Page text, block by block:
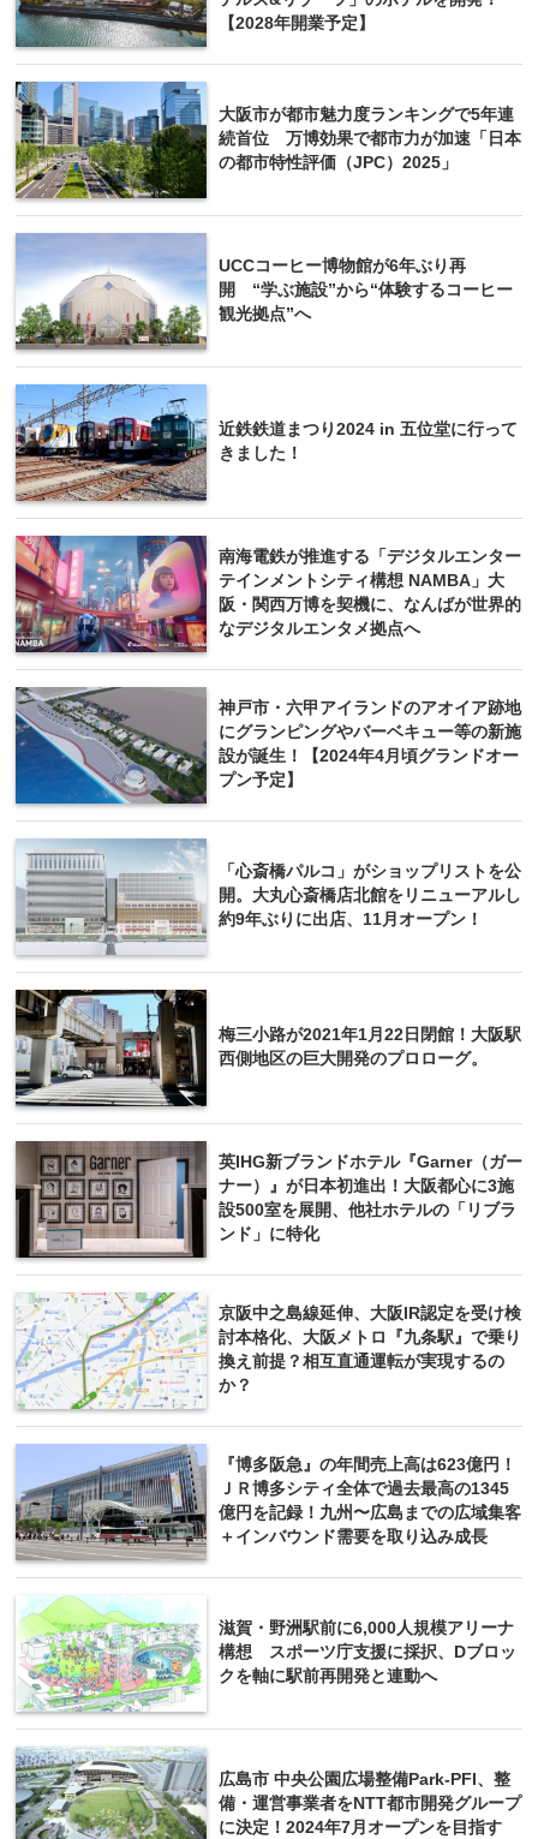
【2028年開業予定】
大阪市が都市魅力度ランキングで5年連
続首位 万博効果で都市力が加速「日本
の都市特性評価（JPC）2025」
UCCコーヒー博物館が6年ぶり再
開 “学ぶ施設”から“体験するコーヒー
観光拠点”へ
近鉄鉄道まつり2024 in 五位堂に行って
きました！
南海電鉄が推進する「デジタルエンター
テインメントシティ構想 NAMBA」大
阪・関西万博を契機に、なんばが世界的
なデジタルエンタメ拠点へ
神戸市・六甲アイランドのアオイア跡地
にグランピングやバーベキュー等の新施
設が誕生！【2024年4月頃グランドオー
プン予定】
「心斎橋パルコ」がショップリストを公
開。大丸心斎橋店北館をリニューアルし
約9年ぶりに出店、11月オープン！
梅三小路が2021年1月22日閉館！大阪駅
西側地区の巨大開発のプロローグ。
英IHG新ブランドホテル『Garner（ガー
ナー）』が日本初進出！大阪都心に3施
設500室を展開、他社ホテルの「リブラ
ンド」に特化
京阪中之島線延伸、大阪IR認定を受け検
討本格化、大阪メトロ『九条駅』で乗り
換え前提？相互直通運転が実現するの
か？
『博多阪急』の年間売上高は623億円！
ＪＲ博多シティ全体で過去最高の1345
億円を記録！九州〜広島までの広域集客
＋インバウンド需要を取り込み成長
滋賀・野洲駅前に6,000人規模アリーナ
構想 スポーツ庁支援に採択、Dブロッ
クを軸に駅前再開発と連動へ
広島市 中央公園広場整備Park-PFI、整
備・運営事業者をNTT都市開発グループ
に決定！2024年7月オープンを目指す